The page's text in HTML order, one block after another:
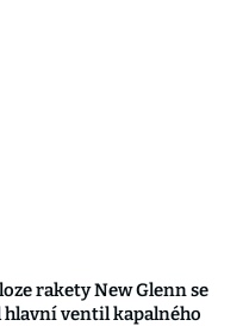
rakety New Glenn se
hlavní ventil kapalného